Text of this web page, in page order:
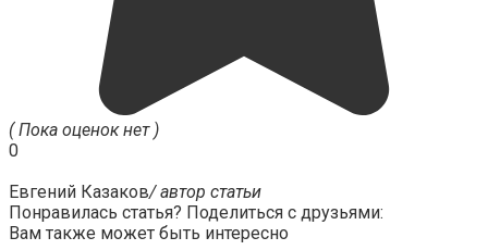
( Пока оценок нет )
0
Евгений Казаков/ автор статьи
Понравилась статья? Поделиться с друзьями:
Вам также может быть интересно